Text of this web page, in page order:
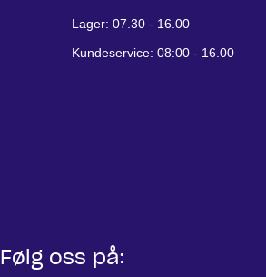
Lager: 07.30 - 16.00
Kundeservice: 08:00 - 16.00
Følg oss på: